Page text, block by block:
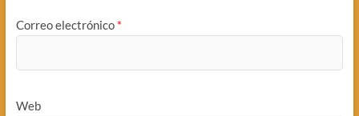
Correo electrónico *
Web